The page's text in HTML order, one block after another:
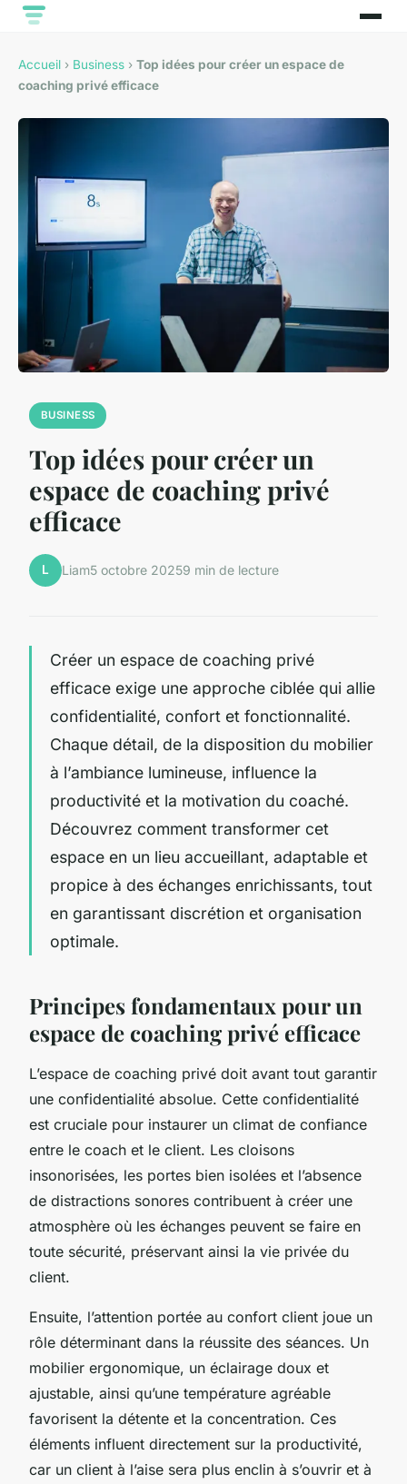
Accueil › Business › Top idées pour créer un espace de
coaching privé efficace
BUSINESS
Top idées pour créer un
espace de coaching privé
efficace
L Liam5 octobre 20259 min de lecture
Créer un espace de coaching privé
efficace exige une approche ciblée qui allie
confidentialité, confort et fonctionnalité.
Chaque détail, de la disposition du mobilier
à l’ambiance lumineuse, influence la
productivité et la motivation du coaché.
Découvrez comment transformer cet
espace en un lieu accueillant, adaptable et
propice à des échanges enrichissants, tout
en garantissant discrétion et organisation
optimale.
Principes fondamentaux pour un
espace de coaching privé efficace
L’espace de coaching privé doit avant tout garantir
une confidentialité absolue. Cette confidentialité
est cruciale pour instaurer un climat de confiance
entre le coach et le client. Les cloisons
insonorisées, les portes bien isolées et l’absence
de distractions sonores contribuent à créer une
atmosphère où les échanges peuvent se faire en
toute sécurité, préservant ainsi la vie privée du
client.
Ensuite, l’attention portée au confort client joue un
rôle déterminant dans la réussite des séances. Un
mobilier ergonomique, un éclairage doux et
ajustable, ainsi qu’une température agréable
favorisent la détente et la concentration. Ces
éléments influent directement sur la productivité,
car un client à l’aise sera plus enclin à s’ouvrir et à